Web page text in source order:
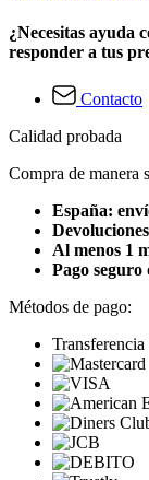
¿Necesitas ayuda
responder a tus
Contacto
Calidad probada
Compra de manera
España:
Al menos 1
Pago seguro
Métodos de pago:
Transferencia